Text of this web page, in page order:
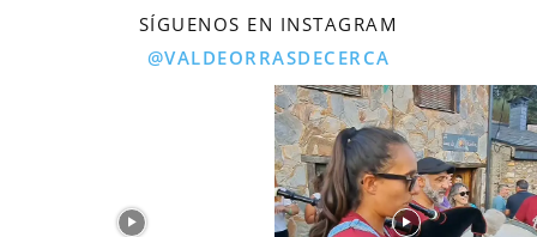
SÍGUENOS EN INSTAGRAM
@VALDEORRASDECERCA